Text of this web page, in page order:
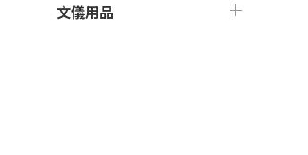
文儀用品